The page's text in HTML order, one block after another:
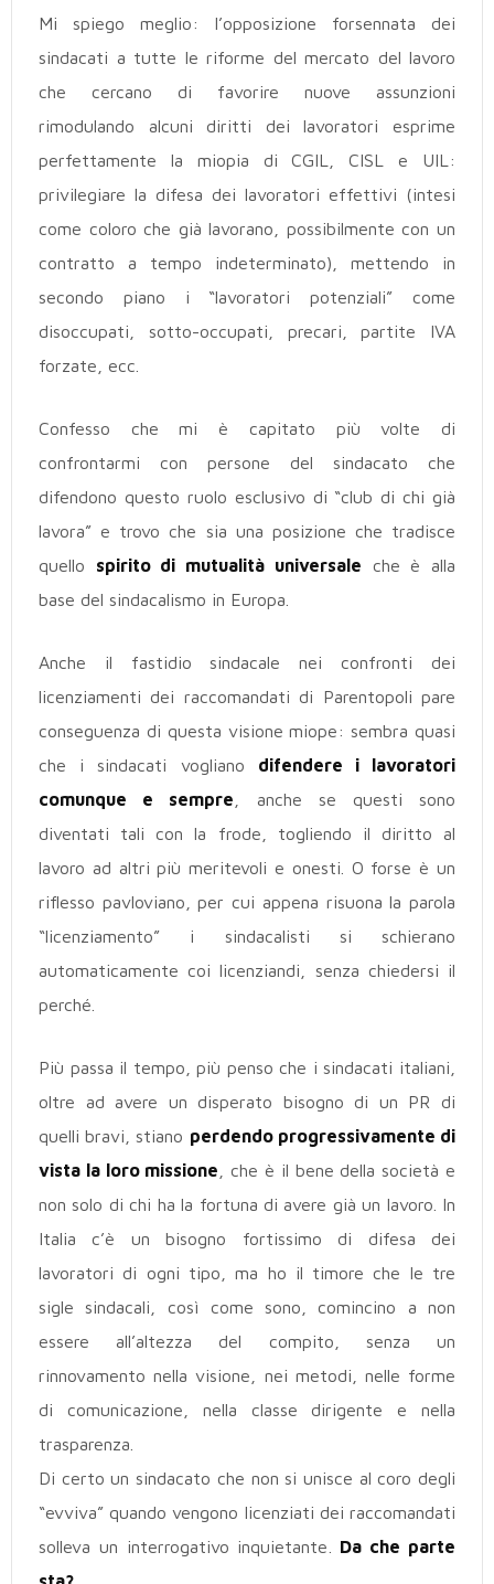
Mi spiego meglio: l’opposizione forsennata dei
sindacati a tutte le riforme del mercato del lavoro
che cercano di favorire nuove assunzioni
rimodulando alcuni diritti dei lavoratori esprime
perfettamente la miopia di CGIL, CISL e UIL:
privilegiare la difesa dei lavoratori effettivi (intesi
come coloro che già lavorano, possibilmente con un
contratto a tempo indeterminato), mettendo in
secondo piano i “lavoratori potenziali” come
disoccupati, sotto-occupati, precari, partite IVA
forzate, ecc.
Confesso che mi è capitato più volte di
confrontarmi con persone del sindacato che
difendono questo ruolo esclusivo di “club di chi già
lavora” e trovo che sia una posizione che tradisce
quello spirito di mutualità universale che è alla
base del sindacalismo in Europa.
Anche il fastidio sindacale nei confronti dei
licenziamenti dei raccomandati di Parentopoli pare
conseguenza di questa visione miope: sembra quasi
che i sindacati vogliano difendere i lavoratori
comunque e sempre , anche se questi sono
diventati tali con la frode, togliendo il diritto al
lavoro ad altri più meritevoli e onesti. O forse è un
riflesso pavloviano, per cui appena risuona la parola
“licenziamento” i sindacalisti si schierano
automaticamente coi licenziandi, senza chiedersi il
perché.
Più passa il tempo, più penso che i sindacati italiani,
oltre ad avere un disperato bisogno di un PR di
quelli bravi, stiano perdendo progressivamente di
vista la loro missione , che è il bene della società e
non solo di chi ha la fortuna di avere già un lavoro. In
Italia c’è un bisogno fortissimo di difesa dei
lavoratori di ogni tipo, ma ho il timore che le tre
sigle sindacali, così come sono, comincino a non
essere all’altezza del compito, senza un
rinnovamento nella visione, nei metodi, nelle forme
di comunicazione, nella classe dirigente e nella
trasparenza.
Di certo un sindacato che non si unisce al coro degli
“evviva” quando vengono licenziati dei raccomandati
solleva un interrogativo inquietante. Da che parte